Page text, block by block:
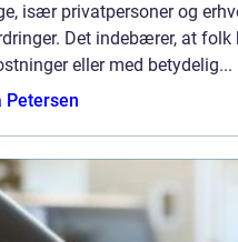
især privatpersoner og
Det indebærer, at
eller med betydelig...
Petersen